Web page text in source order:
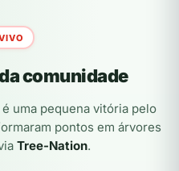
comunidade
uma pequena vitória pelo
pontos em árvores
Tree-Nation.